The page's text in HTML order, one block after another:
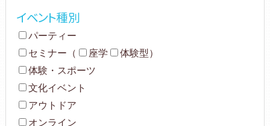
イベント種別
パーティー
セミナー （ 座学 体験型）
体験・スポーツ
文化イベント
アウトドア
オンライン